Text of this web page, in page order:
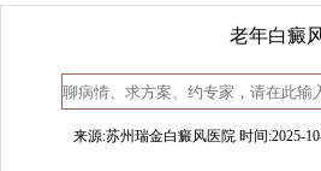
老年白癜
来源:苏州瑞金白癜风医院 时间:2025-